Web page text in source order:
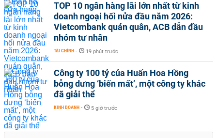
TOP 10 ngân hàng lãi lớn nhất từ kinh
doanh ngoại hối nửa đầu năm 2026:
Vietcombank quán quân, ACB dẫn đầu
nhóm tư nhân
TÀI CHÍNH - 19 phút trước
Công ty 100 tỷ của Huấn Hoa Hồng
bỗng dưng ‘biến mất’, một công ty khác
đã giải thể
KINH DOANH - 5 giờ trước